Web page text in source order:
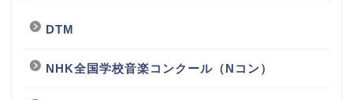
DTM
NHK全国学校音楽コンクール（Nコン）